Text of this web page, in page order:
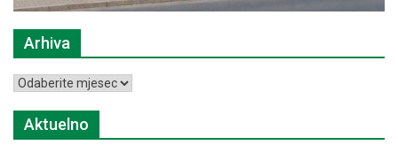
Arhiva
Arhiva
Aktuelno